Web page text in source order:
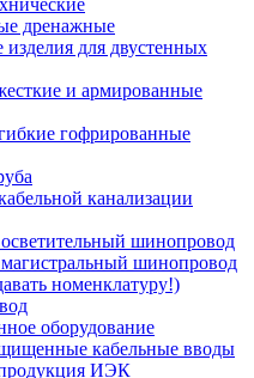
дренажные
для двустенных
и армированные
гофрированные
канализации
шинопровод
шинопровод
номенклатуру!)
оборудование
кабельные вводы
продукция ИЭК